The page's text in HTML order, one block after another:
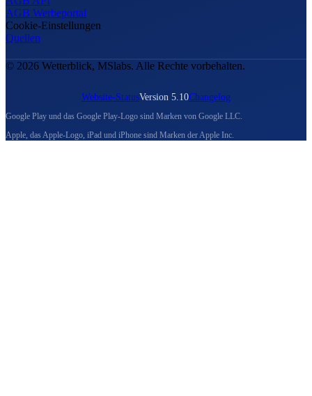
AGB Werbeportal
Cookie-Einstellungen
Quellen
© 2026 Wetterblick, MSlabs. Alle Rechte vorbehalten.
Website-StatusVersion 5.10Changelog
Google Play und das Google Play-Logo sind Marken von Google LLC.
Apple, das Apple-Logo, iPad und iPhone sind Marken der Apple Inc.